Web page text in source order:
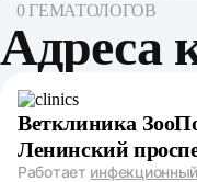
0 ГЕМАТОЛОГОВ
Адреса
Ветклиника
Ленинский
Работает